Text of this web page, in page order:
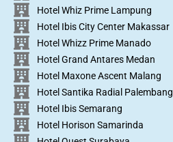
Hotel Whiz Prime Lampung
Hotel Ibis City Center Makassar
Hotel Whizz Prime Manado
Hotel Grand Antares Medan
Hotel Maxone Ascent Malang
Hotel Santika Radial Palembang
Hotel Ibis Semarang
Hotel Horison Samarinda